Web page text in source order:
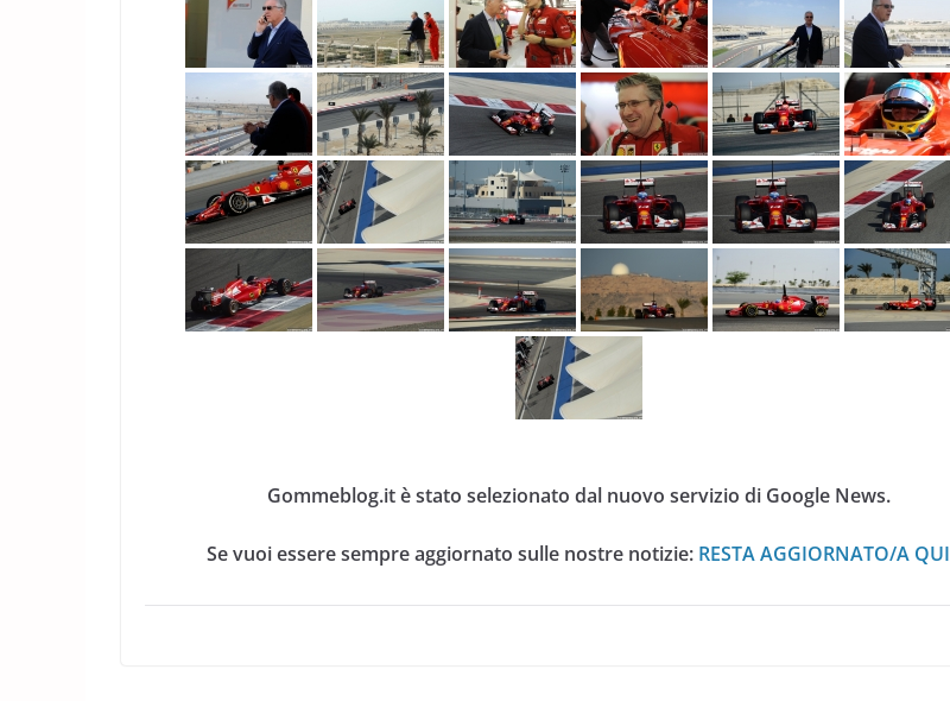
Gommeblog.it è stato selezionato dal nuovo servizio di Google News.
Se vuoi essere sempre aggiornato sulle nostre notizie: RESTA AGGIORNATO/A QUI